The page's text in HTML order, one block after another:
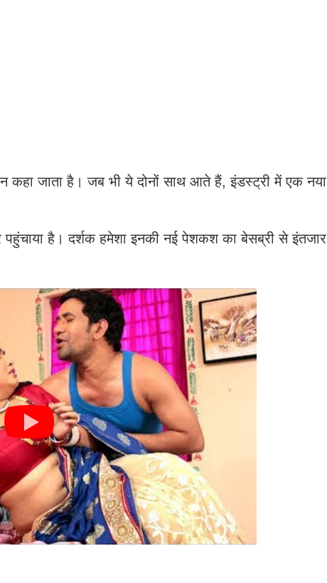
कहा जाता है। जब भी ये दोनों साथ आते हैं, इंडस्ट्री में एक
पहुंचाया है। दर्शक हमेशा इनकी नई पेशकश का बेसब्री से